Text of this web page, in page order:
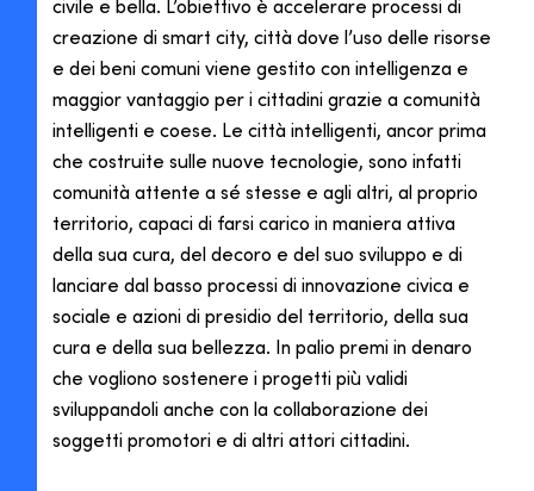
civile e bella. L’obiettivo è accelerare processi di
creazione di smart city, città dove l’uso delle risorse
e dei beni comuni viene gestito con intelligenza e
maggior vantaggio per i cittadini grazie a comunità
intelligenti e coese. Le città intelligenti, ancor prima
che costruite sulle nuove tecnologie, sono infatti
comunità attente a sé stesse e agli altri, al proprio
territorio, capaci di farsi carico in maniera attiva
della sua cura, del decoro e del suo sviluppo e di
lanciare dal basso processi di innovazione civica e
sociale e azioni di presidio del territorio, della sua
cura e della sua bellezza. In palio premi in denaro
che vogliono sostenere i progetti più validi
sviluppandoli anche con la collaborazione dei
soggetti promotori e di altri attori cittadini.